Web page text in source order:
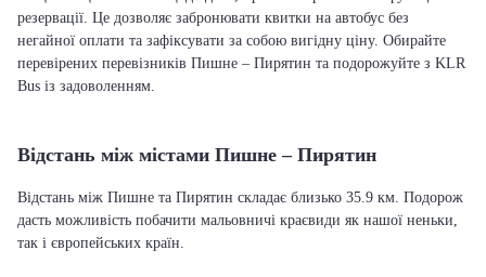
резервації. Це дозволяє забронювати квитки на автобус без
негайної оплати та зафіксувати за собою вигідну ціну. Обирайте
перевірених перевізників Пишне – Пирятин та подорожуйте з KLR
Bus із задоволенням.
Відстань між містами Пишне – Пирятин
Відстань між Пишне та Пирятин складає близько 35.9 км. Подорож
дасть можливість побачити мальовничі краєвиди як нашої неньки,
так і європейських країн.